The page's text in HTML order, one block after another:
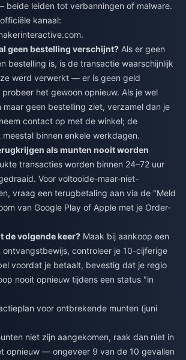
beide leiden tot verbanningen of malware.
kanaal:
.
geen bestelling verschijnt? Als er geen
bestelling is, is de transactie waarschijnlijk
werd verwerkt — er is geen geld
het gewoon opnieuw. Als je wel
geen bestelling ziet, verzamel dan je
contact op met de winkel; de
binnen enkele werkdagen.
als munten nooit worden
transacties worden binnen 24–72 uur
Voor voltooide-maar-niet-
vraag een terugbetaling aan via de "Meld
van Google Play of Apple met je Order-
de volgende keer? Maak bij aankoop een
ontvangstbewijs, controleer je 10-cijferige
voordat je betaalt, bevestig dat je regio
nooit opnieuw tijdens een status "in
voor ontbrekende munten (juni
niet zijn aangekomen, raak dan niet in
opnieuw — ongeveer 9 van de 10 gevallen